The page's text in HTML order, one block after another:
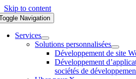
Skip to content
Navigation
Services
Solutions personnalisées
Développement de site
Développement
sociétés de